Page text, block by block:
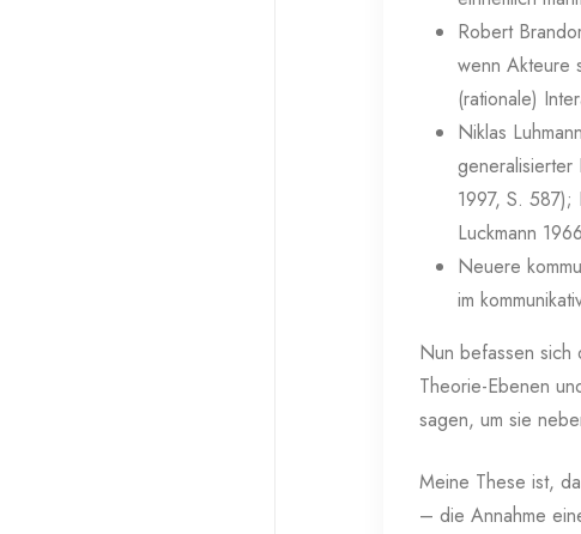
Robert
wenn Akteure
(rationale)
Niklas
generalisierter
1997, S. 587);
Luckmann
Neuere
im
Nun befassen sich
Theorie-Ebenen
sagen, um sie
Meine These ist,
– die Annahme